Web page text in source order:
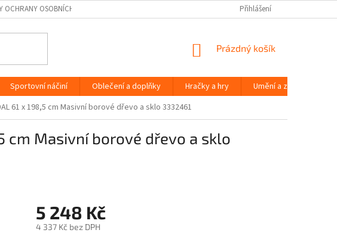
OCHRANY OSOBNÍCH ÚDAJŮ Přihlášení
NÁKUPNÍ
Prázdný košík
Sportovní náčiní Oblečení a doplňky Hračky a hry Umění a zábava
61 x 198,5 cm Masivní borové dřevo a sklo 3332461
cm Masivní borové dřevo a sklo
5 248 Kč
4 337 Kč bez DPH